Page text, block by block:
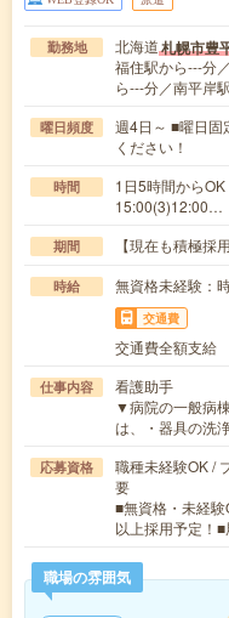
勤務地 北海道札幌市豊
福住駅から---分
ら---分／南平岸
曜日頻度
週4日～ ■曜日固
ください！
時間
1日5時間から
15:00(3)12:00…
期間 【現在も積極採
時給 無資格未経験
交通費
交通費全額支給
仕事内容
看護助手
▼病院の一般病
は、・器具の洗
応募資格
職種未経験OK /
要
■無資格・未経
以上採用予定！
職場の雰囲気